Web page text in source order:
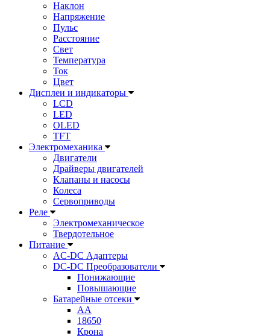
Наклон
Напряжение
Пульс
Расстояние
Свет
Температура
Ток
Цвет
Дисплеи и индикаторы
LCD
LED
OLED
TFT
Электромеханика
Двигатели
Драйверы двигателей
Клапаны и насосы
Колеса
Сервоприводы
Реле
Электромеханическое
Твердотельное
Питание
AC-DC Адаптеры
DC-DC Преобразователи
Понижающие
Повышающие
Батарейные отсеки
AA
18650
Крона